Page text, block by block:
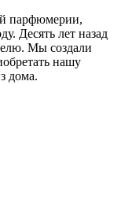
парфюмерии,
Десять лет назад
Мы создали
нашу
дома.